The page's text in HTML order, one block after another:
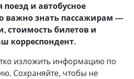
поезд и автобусное
важно знать пассажирам —
стоимость билетов и
корреспондент.
изложить информацию по
Сохраняйте, чтобы не